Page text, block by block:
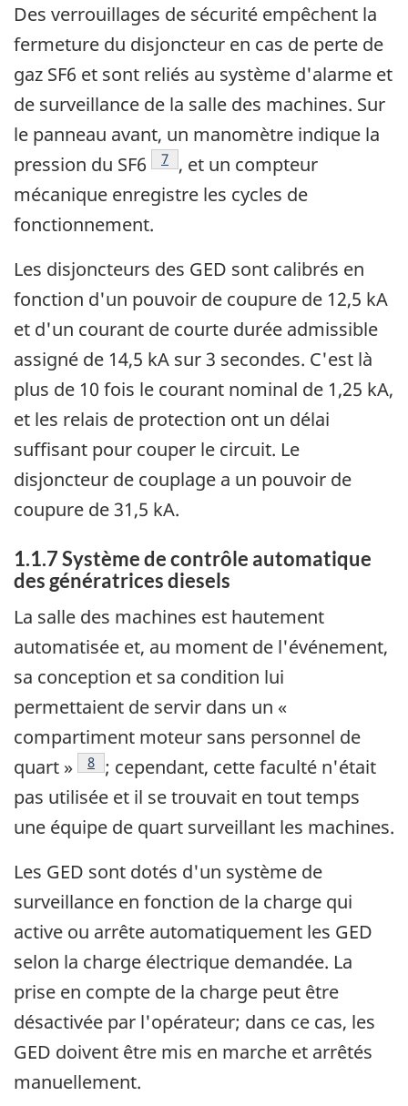
Des verrouillages de sécurité empêchent la
fermeture du disjoncteur en cas de perte de
gaz SF6 et sont reliés au système d'alarme et
de surveillance de la salle des machines. Sur
le panneau avant, un manomètre indique la
pression du SF6
Note de bas de page
7 , et un compteur
mécanique enregistre les cycles de
fonctionnement.
Les disjoncteurs des GED sont calibrés en
fonction d'un pouvoir de coupure de 12,5 kA
et d'un courant de courte durée admissible
assigné de 14,5 kA sur 3 secondes. C'est là
plus de 10 fois le courant nominal de 1,25 kA,
et les relais de protection ont un délai
suffisant pour couper le circuit. Le
disjoncteur de couplage a un pouvoir de
coupure de 31,5 kA.
1.1.7 Système de contrôle automatique
des génératrices diesels
La salle des machines est hautement
automatisée et, au moment de l'événement,
sa conception et sa condition lui
permettaient de servir dans un «
compartiment moteur sans personnel de
quart »
Note de bas de page
8 ; cependant, cette faculté n'était
pas utilisée et il se trouvait en tout temps
une équipe de quart surveillant les machines.
Les GED sont dotés d'un système de
surveillance en fonction de la charge qui
active ou arrête automatiquement les GED
selon la charge électrique demandée. La
prise en compte de la charge peut être
désactivée par l'opérateur; dans ce cas, les
GED doivent être mis en marche et arrêtés
manuellement.